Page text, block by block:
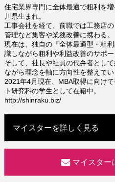
住宅業界専門に全体最適で粗利を
川県生まれ。
工事会社を経て、前職では工務店
管理など集客や業務改善に携わる。
現在は、独自の『全体最適型・粗
識しながら粗利や利益改善のサポー
そして、社長や社員の代弁者とし
ながら理念を軸に方向性を整えてい
2021年4月現在、MBA取得に向け
ト研究科の学生として在籍中。
http://shinraku.biz/
マイスターを詳しく見る
マイスター